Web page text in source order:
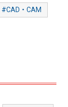
#CAD・CAM